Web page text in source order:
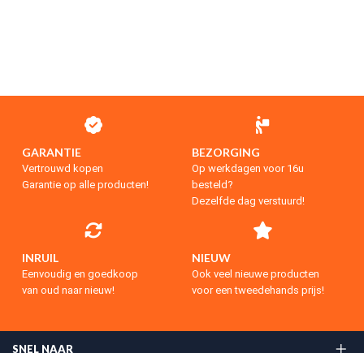
GARANTIE
Vertrouwd kopen
Garantie op alle producten!
BEZORGING
Op werkdagen voor 16u
besteld?
Dezelfde dag verstuurd!
INRUIL
Eenvoudig en goedkoop
van oud naar nieuw!
NIEUW
Ook veel nieuwe producten
voor een tweedehands prijs!
SNEL NAAR